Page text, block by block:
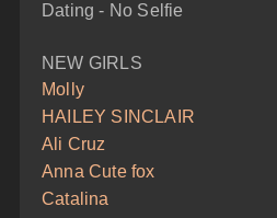
Dating - No Selfie
NEW GIRLS
Molly
HAILEY SINCLAIR
Ali Cruz
Anna Cute fox
Catalina